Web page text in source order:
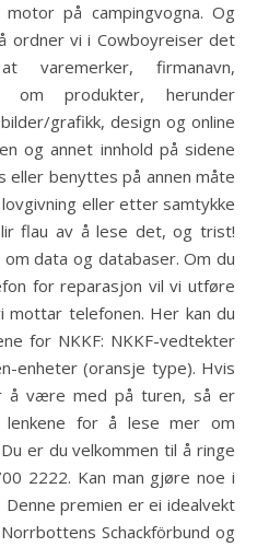
på campingvogna. Og
ordner vi i Cowboyreiser det
firmanavn,
om produkter, herunder
grafikk, design og online
og annet innhold på sidene
eller benyttes på annen måte
eller etter samtykke
flau av å lese det, og trist!
data og databaser. Om du
for reparasjon vil vi utføre
mottar telefonen. Her kan du
for NKKF: NKKF-vedtekter
enheter (oransje type). Hvis
å være med på turen, så er
lenkene for å lese mer om
er du velkommen til å ringe
2222. Kan man gjøre noe i
premien er ei idealvekt
Schackförbund og